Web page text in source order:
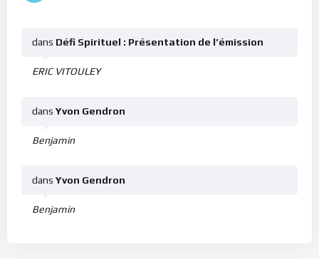
ERIC VITOULEY
dans Défi Spirituel : Présentation de l’émission
Benjamin
dans Yvon Gendron
Benjamin
dans Yvon Gendron